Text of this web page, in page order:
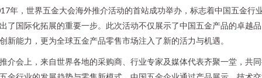
年，世界五金大会海外推介活动的首站成功举办，标志着中国五金行
了国际化拓展的重要一步。此次活动不仅展示了中国五金产品的卓越
新能力，更为全球五金产品零售市场注入了新的活力与机遇。
介会上，来自世界各地的采购商、行业专家及媒体代表齐聚一堂，共